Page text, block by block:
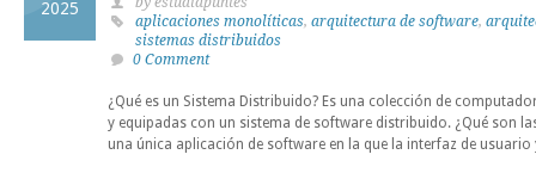
2025
aplicaciones monolíticas, arquitectura de software,
sistemas distribuidos
0 Comment
¿Qué es un Sistema Distribuido? Es una colección de
y equipadas con un sistema de software distribuido. ¿Qué son
una única aplicación de software en la que la interfaz de usuario